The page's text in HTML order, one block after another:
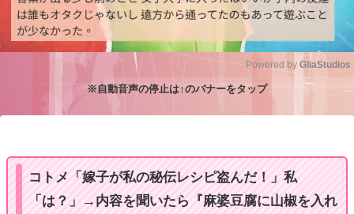
Powered by GliaStudios
※自動音声の停止は↑のバナーをタップ
コトメ「嫁子が私の秘伝レシピ盗んだ！」私
「は？」→内容を聞いたら『麻婆豆腐に山椒を入れ